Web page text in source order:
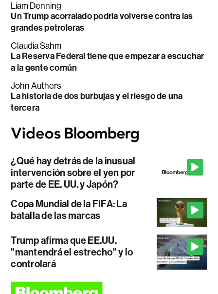
Liam Denning
Un Trump acorralado podría volverse contra las
grandes petroleras
Claudia Sahm
La Reserva Federal tiene que empezar a escuchar
a la gente común
John Authers
La historia de dos burbujas y el riesgo de una
tercera
¿Qué hay detrás de la inusual
intervención sobre el yen por
parte de EE. UU. y Japón?
Copa Mundial de la FIFA: La
batalla de las marcas
Trump afirma que EE.UU.
"mantendrá el estrecho" y lo
controlará